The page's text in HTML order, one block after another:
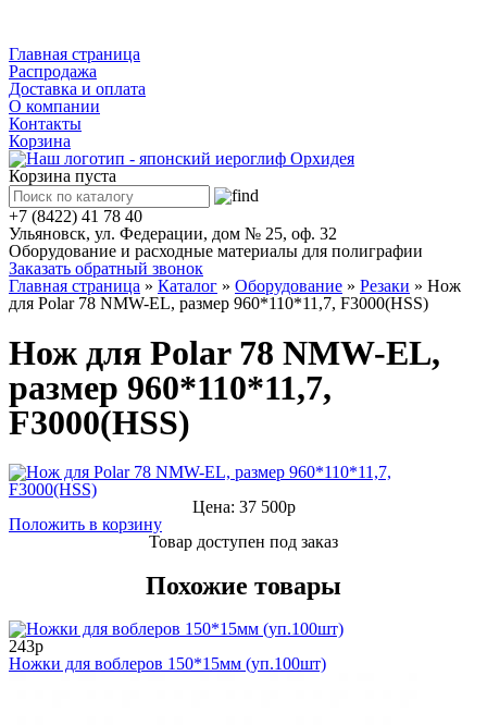
Главная страница
Распродажа
Доставка и оплата
О компании
Контакты
Корзина
Корзина пуста
+7 (8422) 41 78 40
Ульяновск, ул. Федерации, дом № 25, оф. 32
Оборудование и расходные материалы для полиграфии
Заказать обратный звонок
Главная страница » Каталог » Оборудование » Резаки » Нож
для Polar 78 NMW-EL, размер 960*110*11,7, F3000(HSS)
Нож для Polar 78 NMW-EL,
размер 960*110*11,7,
F3000(HSS)
Цена: 37 500р
Положить в корзину
Товар доступен под заказ
Похожие товары
243р
Ножки для воблеров 150*15мм (уп.100шт)